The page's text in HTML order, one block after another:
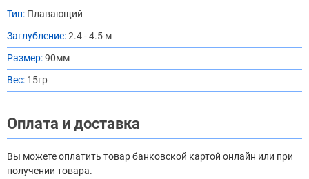
Тип: Плавающий
Заглубление:2.4 - 4.5 м
Размер:90мм
Вес: 15гр
Оплата и доставка
Вы можете оплатить товар банковской картой онлайн или при
получении товара.